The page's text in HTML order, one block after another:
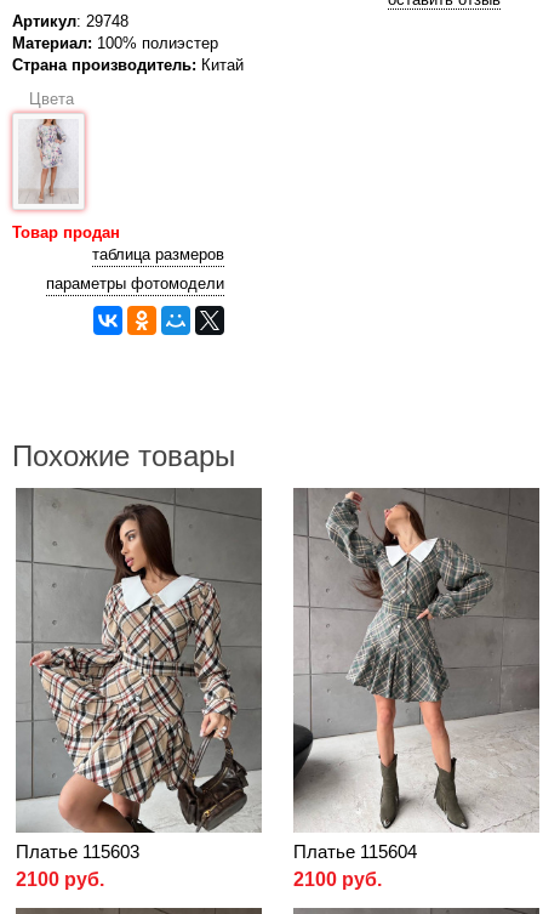
Артикул: 29748
Материал: 100% полиэстер
Страна производитель: Китай
Цвета
Товар продан
таблица размеров
параметры фотомодели
Похожие товары
Платье 115603
2100 руб.
Платье 115604
2100 руб.